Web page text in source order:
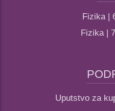
Fizika |
Fizika |
Uputstvo za